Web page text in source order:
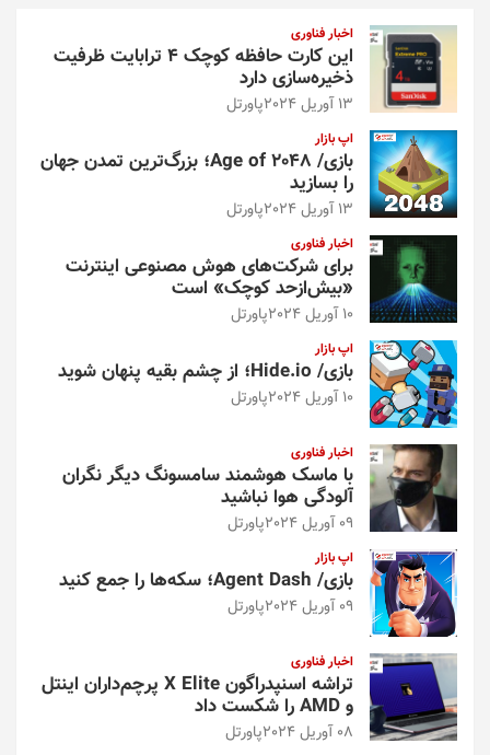
اخبار فناوری
این کارت حافظه کوچک ۴ ترابایت ظرفیت
ذخیره‌سازی دارد
13 آوریل 2024 پاورتل
اپ بازار
بازی/ Age of 2048؛ بزرگ‌ترین تمدن جهان
را بسازید
13 آوریل 2024 پاورتل
اخبار فناوری
برای شرکت‌های هوش مصنوعی اینترنت
«بیش‌از‌حد کوچک» است
10 آوریل 2024 پاورتل
اپ بازار
بازی/ Hide.io؛ از چشم بقیه پنهان شوید
10 آوریل 2024 پاورتل
اخبار فناوری
با ماسک هوشمند سامسونگ دیگر نگران
آلودگی هوا نباشید
09 آوریل 2024 پاورتل
اپ بازار
بازی/ Agent Dash؛ سکه‌ها را جمع کنید
09 آوریل 2024 پاورتل
اخبار فناوری
تراشه اسنپدراگون X Elite پرچم‌داران اینتل
و AMD را شکست داد
08 آوریل 2024 پاورتل